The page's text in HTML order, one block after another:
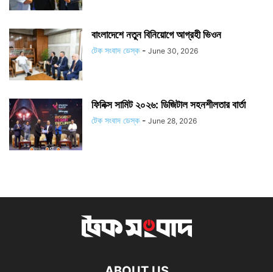
বাংলাদেশে নতুন বিনিয়োগে আগ্রহী ভিওন
টেক সংবাদ ডেস্ক - June 30, 2026
ফিনিক্স সামিট ২০২৬: ডিজিটাল সহনশীলতার বার্তা
টেক সংবাদ ডেস্ক - June 28, 2026